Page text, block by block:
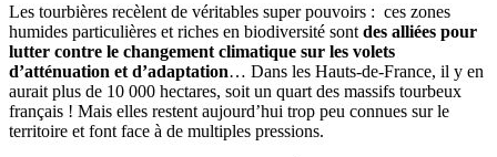
Les tourbières recèlent de véritables super pouvoirs : ces zones
humides particulières et riches en biodiversité sont des alliées pour
lutter contre le changement climatique sur les volets
d’atténuation et d’adaptation… Dans les Hauts-de-France, il y en
aurait plus de 10 000 hectares, soit un quart des massifs tourbeux
français ! Mais elles restent aujourd’hui trop peu connues sur le
territoire et font face à de multiples pressions.